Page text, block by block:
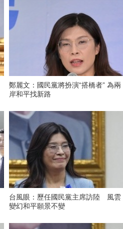
鄭麗文：國民黨將扮演“搭橋者” 為兩
岸和平找新路
台風眼：歷任國民黨主席訪陸 風雲
變幻和平願景不變